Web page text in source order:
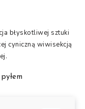
błyskotliwej sztuki
cyniczną wiwisekcją